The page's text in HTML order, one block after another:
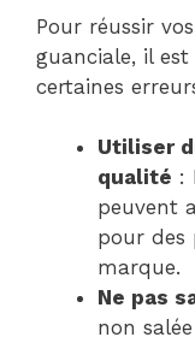
Pour réussir
guanciale, il
certaines
Utiliser
qualité :
peuvent
pour des
marque.
Ne pas
non